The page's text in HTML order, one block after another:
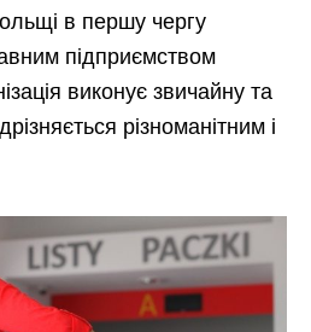
в першу чергу
підприємством
виконує звичайну та
різноманітним і